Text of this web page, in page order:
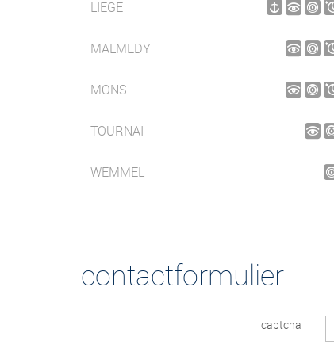
LIEGE
MALMEDY
MONS
TOURNAI
WEMMEL
contactformulier
captcha